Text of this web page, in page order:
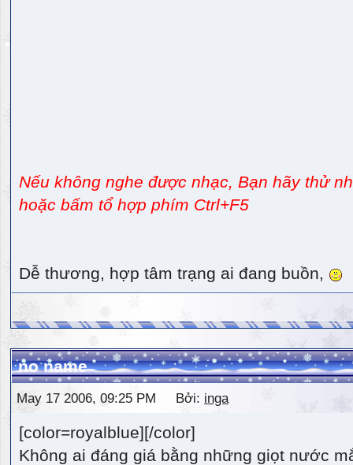
Nếu không nghe được nhạc, Bạn hãy thử
hoặc bấm tổ hợp phím Ctrl+F5
Dễ thương, hợp tâm trạng ai đang buồn,
no name
May 17 2006, 09:25 PM Bởi: inga
[color=royalblue][/color]
Không ai đáng giá bằng những giọt nước